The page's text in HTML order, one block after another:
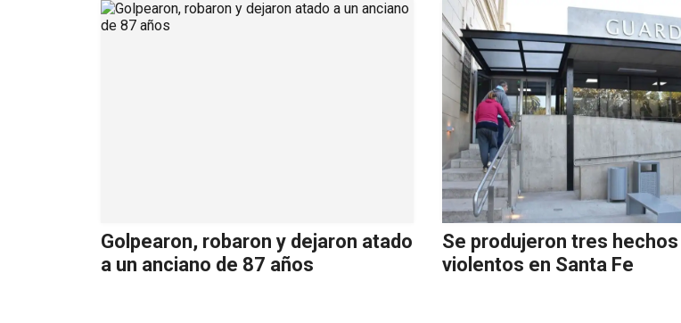
Golpearon, robaron y dejaron atado
a un anciano de 87 años
Se produjeron tres hechos
violentos en Santa Fe